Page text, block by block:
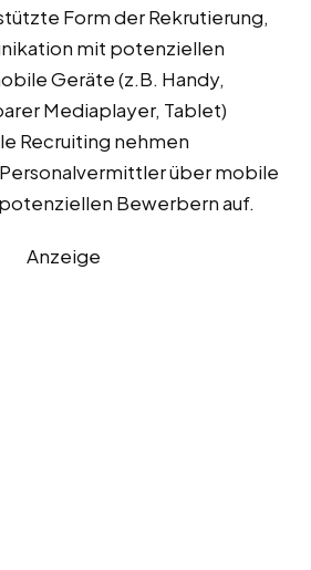
Form der Rekrutierung,
mit potenziellen
Geräte (z.B. Handy,
Mediaplayer, Tablet)
Recruiting nehmen
über mobile
Bewerbern auf.
Anzeige